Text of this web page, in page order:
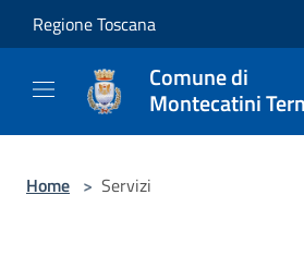
Salta al contenuto principale
Regione Toscana
Comune di
Montecatini
Home > Servizi